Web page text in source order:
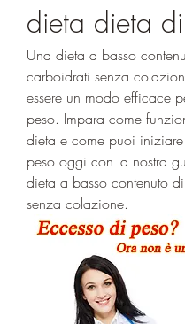
dieta dieta
Una dieta a basso
carboidrati senza
essere un modo efficace
peso. Impara come
dieta e come puoi
peso oggi con la nostra
dieta a basso contenuto
senza colazione.